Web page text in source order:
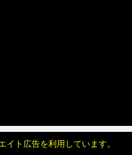
イト広告を利用しています。